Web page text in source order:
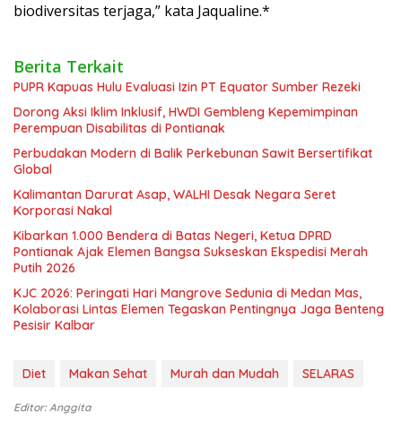
biodiversitas terjaga,” kata Jaqualine.*
Berita Terkait
PUPR Kapuas Hulu Evaluasi Izin PT Equator Sumber Rezeki
Dorong Aksi Iklim Inklusif, HWDI Gembleng Kepemimpinan
Perempuan Disabilitas di Pontianak
Perbudakan Modern di Balik Perkebunan Sawit Bersertifikat
Global
Kalimantan Darurat Asap, WALHI Desak Negara Seret
Korporasi Nakal
Kibarkan 1.000 Bendera di Batas Negeri, Ketua DPRD
Pontianak Ajak Elemen Bangsa Sukseskan Ekspedisi Merah
Putih 2026
KJC 2026: Peringati Hari Mangrove Sedunia di Medan Mas,
Kolaborasi Lintas Elemen Tegaskan Pentingnya Jaga Benteng
Pesisir Kalbar
Diet Makan Sehat Murah dan Mudah SELARAS
Editor: Anggita